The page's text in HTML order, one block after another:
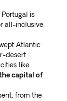
is
all-inclusive
Atlantic
desert
like
capital of
from the